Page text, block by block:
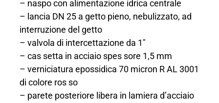
– naspo con alimentazione idrica centrale
– lancia DN 25 a getto pieno, nebulizzato, ad
interruzione del getto
– valvola di intercettazione da 1″
– cas setta in acciaio spes sore 1,5 mm
– verniciatura epossidica 70 micron R AL 3001
di colore ros so
– parete posteriore libera in lamiera d’acciaio